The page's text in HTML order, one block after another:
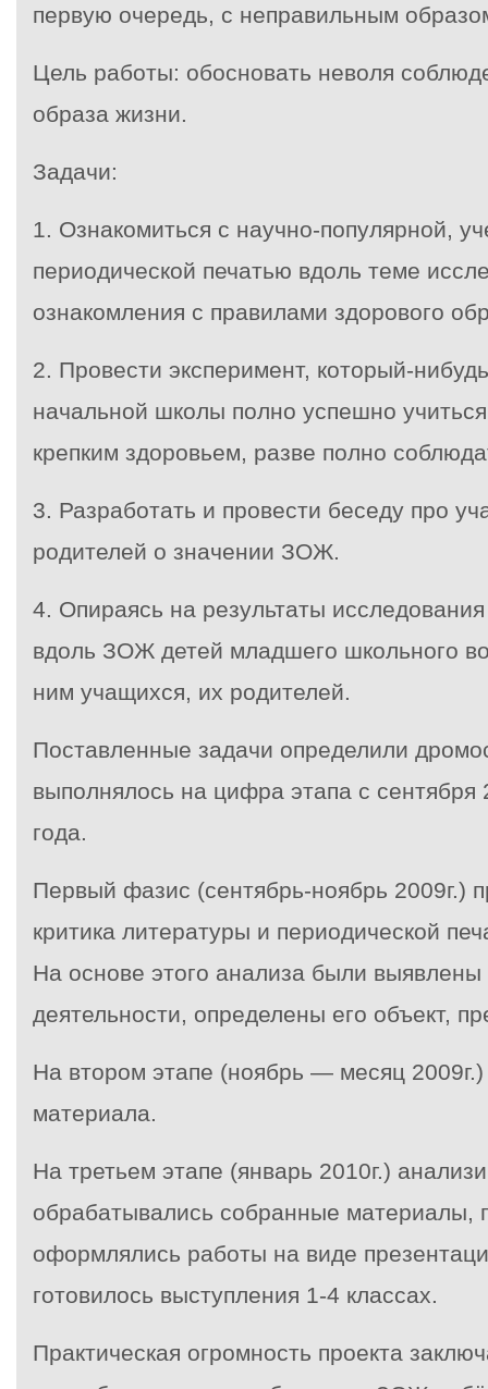
первую очередь, с неправильным
Цель работы: обосновать неволя
образа жизни.
Задачи:
1. Ознакомиться с научно-популярной,
периодической печатью вдоль теме
ознакомления с правилами здорового
2. Провести эксперимент, который-
начальной школы полно успешно
крепким здоровьем, разве полно
3. Разработать и провести беседу про
родителей о значении ЗОЖ.
4. Опираясь на результаты
вдоль ЗОЖ детей младшего школьного
ним учащихся, их родителей.
Поставленные задачи определили
выполнялось на цифра этапа с
года.
Первый фазис (сентябрь-ноябрь 2009г.)
критика литературы и периодической
На основе этого анализа были выявлены
деятельности, определены его объект,
На втором этапе (ноябрь — месяц
материала.
На третьем этапе (январь 2010г.)
обрабатывались собранные материалы,
оформлялись работы на виде
готовилось выступления 1-4 классах.
Практическая огромность проекта